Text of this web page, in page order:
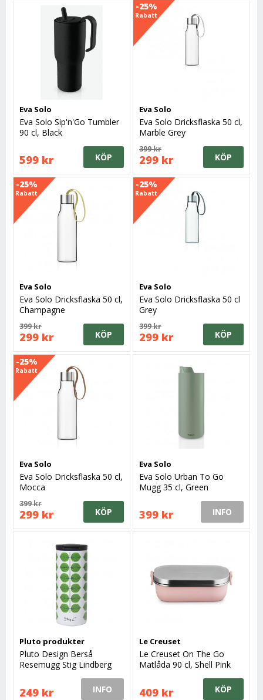
Eva Solo
Eva Solo Sip'n'Go Tumbler
90 cl, Black
599 kr KÖP
-25%
Rabatt
Eva Solo
Eva Solo Dricksflaska 50 cl,
Marble Grey
399 kr
299 kr KÖP
-25%
Rabatt
Eva Solo
Eva Solo Dricksflaska 50 cl,
Champagne
399 kr
299 kr KÖP
-25%
Rabatt
Eva Solo
Eva Solo Dricksflaska 50 cl
Grey
399 kr
299 kr KÖP
-25%
Rabatt
Eva Solo
Eva Solo Dricksflaska 50 cl,
Mocca
399 kr
299 kr KÖP
Eva Solo
Eva Solo Urban To Go
Mugg 35 cl, Green
399 kr INFO
Pluto produkter
Pluto Design Berså
Resemugg Stig Lindberg
249 kr INFO
Le Creuset
Le Creuset On The Go
Matlåda 90 cl, Shell Pink
409 kr KÖP